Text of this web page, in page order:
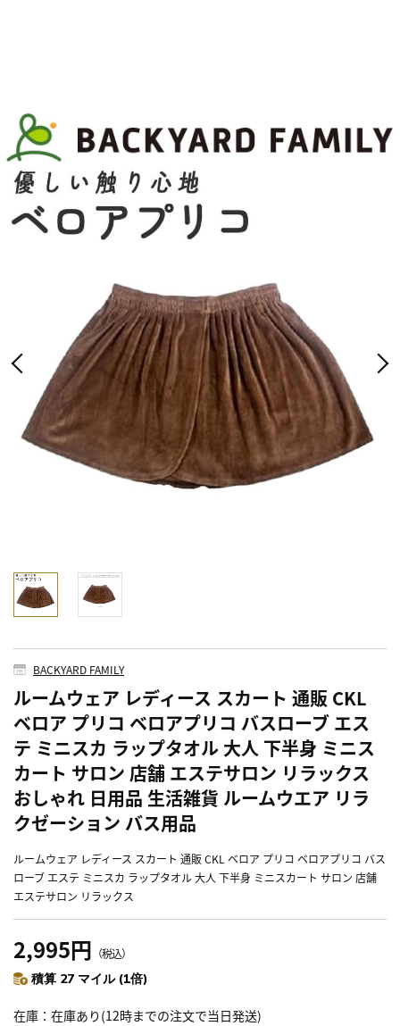
BACKYARD FAMILY
ルームウェア レディース スカート 通販 CKL
ベロア プリコ ベロアプリコ バスローブ エス
テ ミニスカ ラップタオル 大人 下半身 ミニス
カート サロン 店舗 エステサロン リラックス
おしゃれ 日用品 生活雑貨 ルームウエア リラ
クゼーション バス用品
ルームウェア レディース スカート 通販 CKL ベロア プリコ ベロアプリコ バス
ローブ エステ ミニスカ ラップタオル 大人 下半身 ミニスカート サロン 店舗
エステサロン リラックス
2,995円 （税込）
積算 27 マイル (1倍)
在庫 在庫あり(12時までの注文で当日発送)